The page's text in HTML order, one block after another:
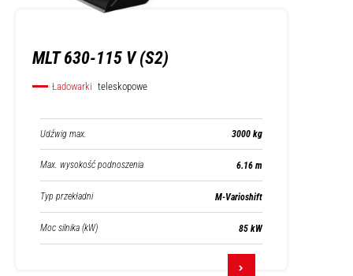
MLT 630-115 V (S2)
Ładowarki teleskopowe
Udźwig max. 3000 kg
Max. wysokość podnoszenia 6.16 m
Typ przekładni M-Varioshift
Moc silnika (kW) 85 kW